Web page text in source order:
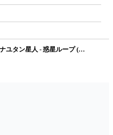
ナユタン星人 - 惑星ループ (パーカッショングロッケン / ナユタン / 初音ミク / ボカロ / スコア / パート譜 / 金管 / グロッケン / ブラス / Eve / 吹奏楽 / 少人数 / 楽しい) by orinpia music